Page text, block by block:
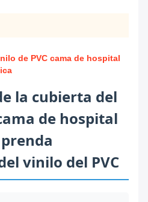
de PVC cama de hospital
la cubierta del
de hospital
vinilo del PVC